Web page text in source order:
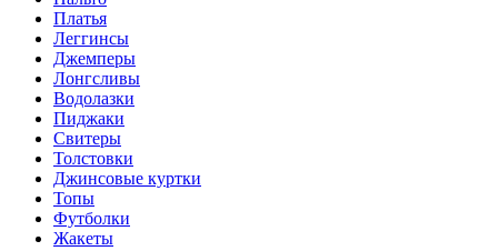
Платья
Леггинсы
Джемперы
Лонгсливы
Водолазки
Пиджаки
Свитеры
Толстовки
Джинсовые куртки
Топы
Футболки
Жакеты